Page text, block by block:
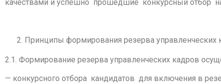
качествами и успешно прошедшие конкурсный отбор
Принципы формирования резерва управленческих
2.1. Формирование резерва управленческих кадров
— конкурсного отбора кандидатов для включения в